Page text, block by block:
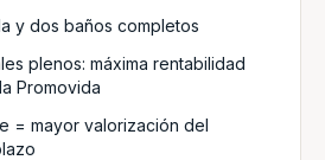
y dos baños completos
plenos: máxima rentabilidad
Promovida
= mayor valorización del